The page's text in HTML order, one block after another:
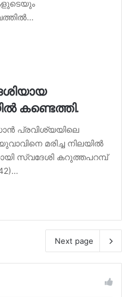
കണ്ടെത്തി.
പ്രവിശ്യയിലെ
മരിച്ച നിലയിൽ
സ്വദേശി കറുത്തപറമ്പ്
Next page